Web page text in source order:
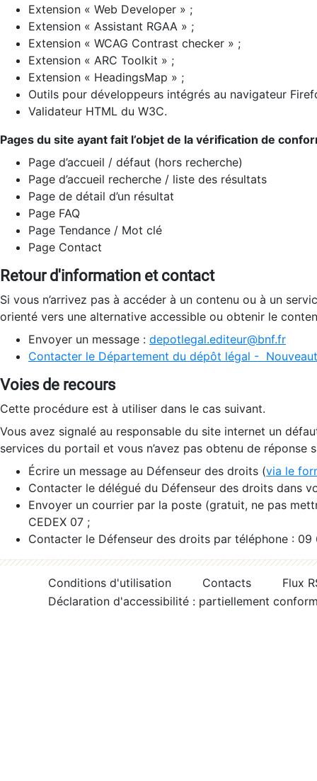
Extension « Web Developer » ;
Extension « Assistant RGAA » ;
Extension « WCAG Contrast checker » ;
Extension « ARC Toolkit » ;
Extension « HeadingsMap » ;
Outils pour développeurs intégrés au navigateur
Validateur HTML du W3C.
Pages du site ayant fait l’objet de la vérification de
Page d’accueil / défaut (hors recherche)
Page d’accueil recherche / liste des résultats
Page de détail d’un résultat
Page FAQ
Page Tendance / Mot clé
Page Contact
Retour d'information et contact
Si vous n’arrivez pas à accéder à un contenu ou à un
orienté vers une alternative accessible ou obtenir le
Envoyer un message : depotlegal.editeur@bnf.fr
Contacter le Département du dépôt légal -
Voies de recours
Cette procédure est à utiliser dans le cas suivant.
Vous avez signalé au responsable du site internet un
services du portail et vous n’avez pas obtenu de réponse
Écrire un message au Défenseur des droits (via le
Contacter le délégué du Défenseur des droits dans
Envoyer un courrier par la poste (gratuit, ne pas
CEDEX 07 ;
Contacter le Défenseur des droits par téléphone :
Conditions d'utilisation Contacts
Flux
Déclaration d'accessibilité : partiellement